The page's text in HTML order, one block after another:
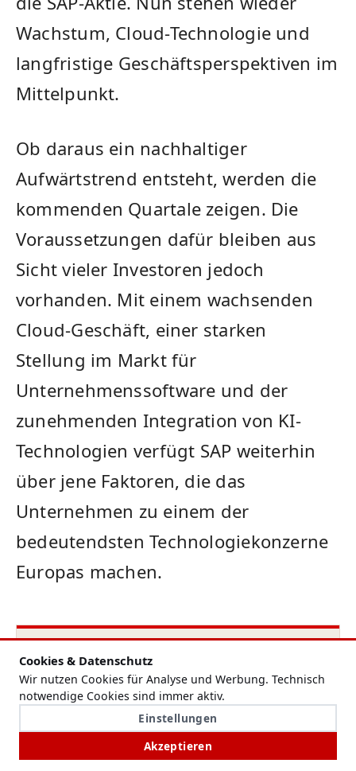
Cookies & Datenschutz
Wir nutzen Cookies für Analyse und Werbung. Technisch
notwendige Cookies sind immer aktiv.
Einstellungen
Akzeptieren
Wachstum, Cloud-Technologie und
langfristige Geschäftsperspektiven im
Mittelpunkt.
Ob daraus ein nachhaltiger
Aufwärtstrend entsteht, werden die
kommenden Quartale zeigen. Die
Voraussetzungen dafür bleiben aus
Sicht vieler Investoren jedoch
vorhanden. Mit einem wachsenden
Cloud-Geschäft, einer starken
Stellung im Markt für
Unternehmenssoftware und der
zunehmenden Integration von KI-
Technologien verfügt SAP weiterhin
über jene Faktoren, die das
Unternehmen zu einem der
bedeutendsten Technologiekonzerne
Europas machen.
VERANTWORTLICH
Melanie Vogel
01. Juni 2026, 14:36 Uhr